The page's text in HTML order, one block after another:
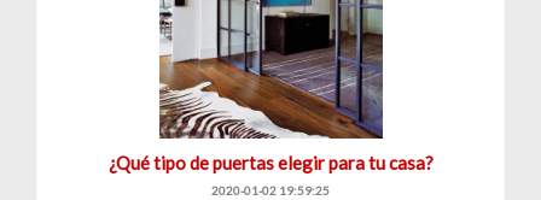
¿Qué tipo de puertas elegir para tu casa?
2020-01-02 19:59:25